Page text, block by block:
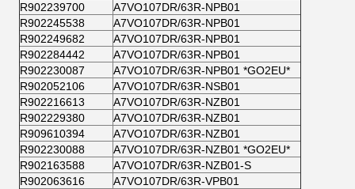
R902239700
A7VO107DR/63R-NPB01
R902245538
A7VO107DR/63R-NPB01
R902249682
A7VO107DR/63R-NPB01
R902284442
A7VO107DR/63R-NPB01
R902230087
A7VO107DR/63R-NPB01 *GO2EU*
R902052106
A7VO107DR/63R-NSB01
R902216613
A7VO107DR/63R-NZB01
R902229380
A7VO107DR/63R-NZB01
R909610394
A7VO107DR/63R-NZB01
R902230088
A7VO107DR/63R-NZB01 *GO2EU*
R902163588
A7VO107DR/63R-NZB01-S
R902063616
A7VO107DR/63R-VPB01